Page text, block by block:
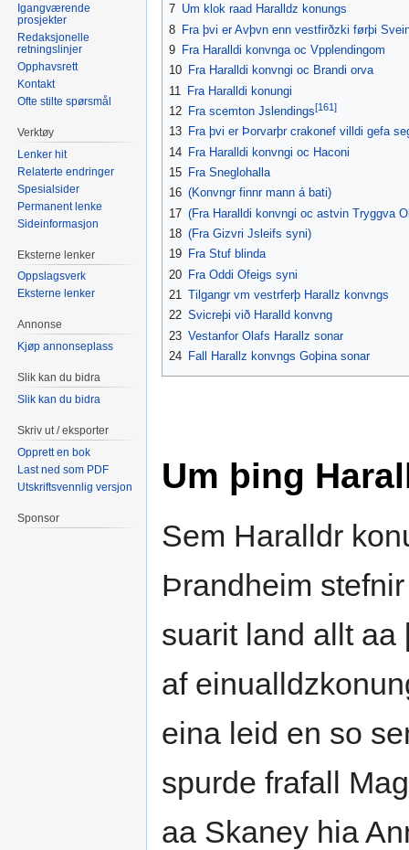
7 Um klok raad Haralldz konungs
8 Fra þvi er Avþvn enn vestfirðzki førþi
9 Fra Haralldi konvnga oc Vpplendingom
10 Fra Haralldi konvngi oc Brandi orva
11
Fra Haralldi konungi
12 Fra scemton Jslendings[161]
13 Fra þvi er Þorvarþr crakonef villdi gefa
14 Fra Haralldi konvngi oc Haconi
15 Fra Sneglohalla
16 (Konvngr finnr mann á bati)
17 (Fra Haralldi konvngi oc astvin Tryggva
18 (Fra Gizvri Jsleifs syni)
19 Fra Stuf blinda
20 Fra Oddi Ofeigs syni
21 Tilgangr vm vestrferþ Harallz konvngs
22 Svicreþi við Haralld konvng
23 Vestanfor Olafs Harallz sonar
24 Fall Harallz konvngs Goþina sonar
Um þing
Sem Haralldr
Þrandheim
suarit land allt aa
af
eina leid en so
spurde frafall
aa Skaney hia
Igangværende
prosjekter
Redaksjonelle
retningslinjer
Opphavsrett
Kontakt
Ofte stilte spørsmål
Verktøy
Lenker hit
Relaterte endringer
Spesialsider
Permanent lenke
Sideinformasjon
Eksterne lenker
Oppslagsverk
Eksterne lenker
Annonse
Kjøp annonseplass
Slik kan du bidra
Slik kan du bidra
Skriv ut / eksporter
Opprett en bok
Last ned som PDF
Utskriftsvennlig versjon
Sponsor